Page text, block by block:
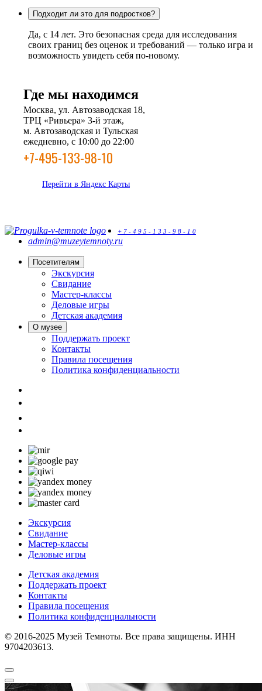
Подходит ли это для подростков?
Да, с 14 лет. Это безопасная среда для исследования
своих границ без оценок и требований — только игра и
возможность увидеть себя по-новому.
Где мы находимся
Москва, ул. Автозаводская 18,
ТРЦ «Ривьера» 3-й этаж,
м. Автозаводская и Тульская
ежедневно, с 10:00 до 22:00
+7-495-133-98-10
Перейти в Яндекс Карты
+ 7 - 4 9 5 - 1 3 3 - 9 8 - 1 0
admin@muzeytemnoty.ru
Посетителям
Экскурсия
Свидание
Мастер-классы
Деловые игры
Детская академия
О музее
Поддержать проект
Контакты
Правила посещения
Политика конфиденциальности
Экскурсия
Свидание
Мастер-классы
Деловые игры
Детская академия
Поддержать проект
Контакты
Правила посещения
Политика конфиденциальности
© 2016-2025 Музей Темноты. Все права защищены. ИНН
9704203613.